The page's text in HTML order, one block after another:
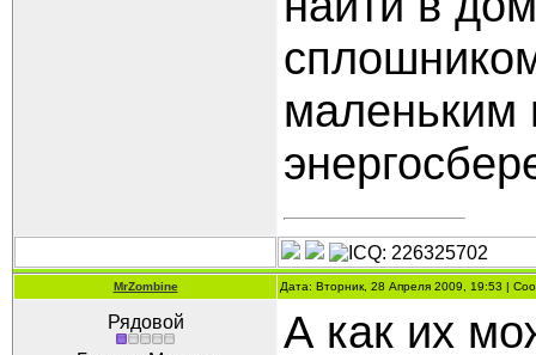
маленьким
MrZombine Дата: Вторник, 28 Апреля 2009, 19:53 |
Рядовой
А как их